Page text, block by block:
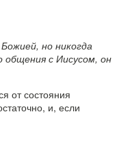
но никогда
общения с Иисусом, он
от состояния
и, если